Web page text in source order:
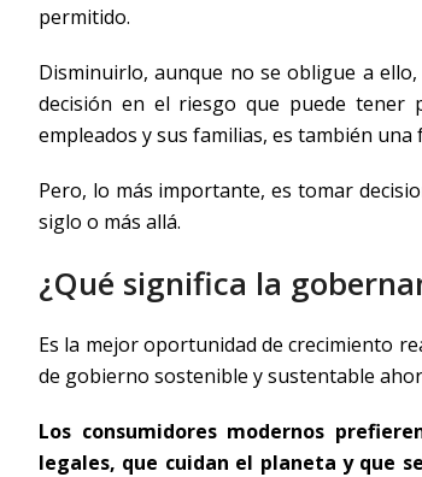
permitido.
Disminuirlo, aunque no se obligue a
decisión en el riesgo que puede tener
empleados y sus familias, es también
Pero, lo más importante, es tomar
siglo o más allá.
¿Qué significa la
Es la mejor oportunidad de crecimiento
de gobierno sostenible y sustentable
Los consumidores modernos
legales, que cuidan el planeta y que